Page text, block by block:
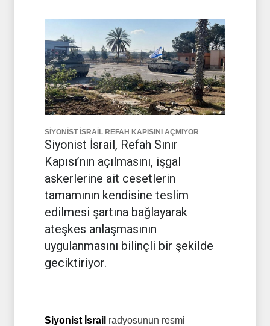
SİYONİST İSRAİL REFAH KAPISINI AÇMIYOR
Siyonist İsrail, Refah Sınır
Kapısı’nın açılmasını, işgal
askerlerine ait cesetlerin
tamamının kendisine teslim
edilmesi şartına bağlayarak
ateşkes anlaşmasının
uygulanmasını bilinçli bir şekilde
geciktiriyor.
Siyonist İsrail radyosunun resmi